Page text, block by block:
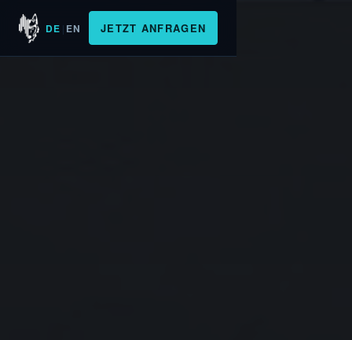
DE | EN JETZT ANFRAGEN